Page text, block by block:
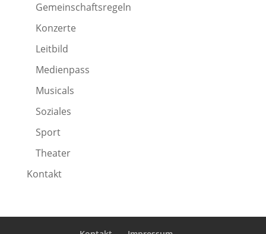
Gemeinschaftsregeln
Konzerte
Leitbild
Medienpass
Musicals
Soziales
Sport
Theater
Kontakt